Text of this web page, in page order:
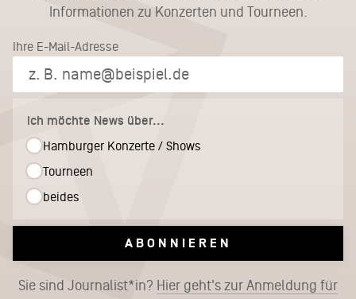
Informationen zu Konzerten und Tourneen.
Ihre E-Mail-Adresse
Ich möchte News über...
Hamburger Konzerte / Shows
Tourneen
beides
ABONNIEREN
Sie sind Journalist*in? Hier geht's zur Anmeldung für